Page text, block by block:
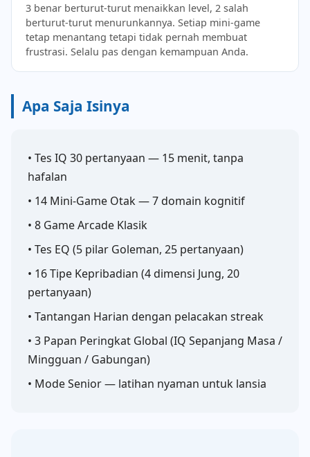
3 benar berturut-turut menaikkan level, 2 salah
berturut-turut menurunkannya. Setiap mini-game
tetap menantang tetapi tidak pernah membuat
frustrasi. Selalu pas dengan kemampuan Anda.
Apa Saja Isinya
• Tes IQ 30 pertanyaan — 15 menit, tanpa
hafalan
• 14 Mini-Game Otak — 7 domain kognitif
• 8 Game Arcade Klasik
• Tes EQ (5 pilar Goleman, 25 pertanyaan)
• 16 Tipe Kepribadian (4 dimensi Jung, 20
pertanyaan)
• Tantangan Harian dengan pelacakan streak
• 3 Papan Peringkat Global (IQ Sepanjang Masa /
Mingguan / Gabungan)
• Mode Senior — latihan nyaman untuk lansia